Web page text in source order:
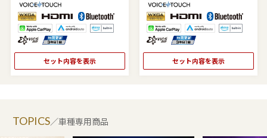
セット内容を表示 セット内容を表示
／車種専用商品